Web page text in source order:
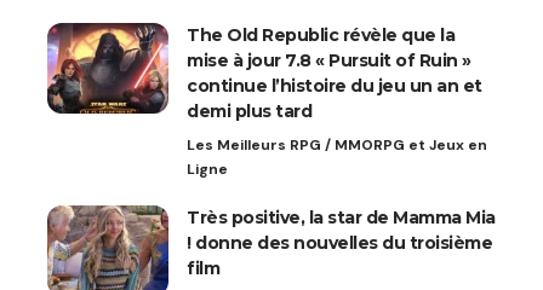
The Old Republic révèle que la
mise à jour 7.8 « Pursuit of Ruin »
continue l’histoire du jeu un an et
demi plus tard
Les Meilleurs RPG / MMORPG et Jeux en
Ligne
Très positive, la star de Mamma Mia
! donne des nouvelles du troisième
film